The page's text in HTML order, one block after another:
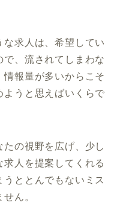
求人は、希望してい
、流されてしまわな
報量が多いからこそ
うと思えばいくらで
の視野を広げ、少し
人を提案してくれる
ととんでもないミス
ん。